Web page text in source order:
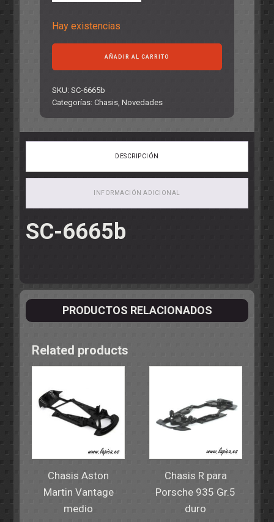
Hay existencias
-
medio
AÑADIR AL CARRITO
SKU:SC-6665b
Categorías:Chasis ,Novedades
DESCRIPCIÓN
INFORMACIÓN ADICIONAL
SC-6665b
PRODUCTOS RELACIONADOS
Related products
Chasis Aston
Martin Vantage
medio
Chasis R para
Porsche 935 Gr.5
duro